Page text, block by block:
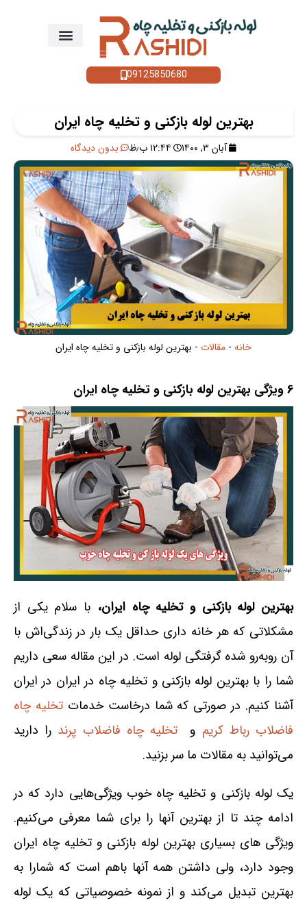
09125850680
بهترین لوله بازکنی و تخلیه چاه ایران
آبان ۳, ۱۴۰۰ ۱۲:۴۴ ب٫ظ بدون دیدگاه
خانه - مقالات - بهترین لوله بازکنی و تخلیه چاه ایران
6 ویژگی بهترین لوله بازکنی و تخلیه چاه ایران
بهترین لوله بازکنی و تخلیه چاه ایران، با سلام یکی از
مشکلاتی که هر خانه داری حداقل یک بار در زندگی‌اش با
آن روبه‌رو شده گرفتگی لوله است. در این مقاله سعی داریم
شما را با بهترین لوله بازکنی و تخلیه چاه در ایران در ایران
آشنا کنیم. در صورتی که شما درخاست خدماتتخلیه چاه
فاضلاب رباط کریم و تخلیه چاه فاضلاب پرند را دارید
می‌توانید به مقالات ما سر بزنید.
یک لوله بازکنی و تخلیه چاه خوب ویژگی‌هایی دارد که در
ادامه چند تا از بهترین آنها را برای شما معرفی می‌کنیم.
ویژگی های بسیاری بهترین لوله بازکنی و تخلیه چاه ایران
وجود دارد، ولی داشتن همه آنها باهم است که شمارا به
بهترین تبدیل می‌کند و از نمونه خصوصیاتی که یک لوله